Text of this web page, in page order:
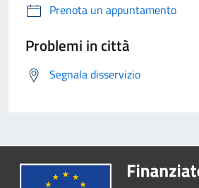
Prenota un appuntamento
Problemi in città
Segnala disservizio